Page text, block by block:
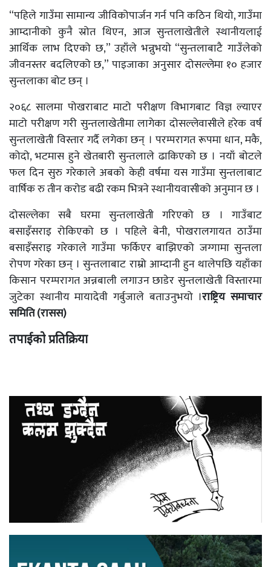
“पहिले गाउँमा सामान्य जीविकोपार्जन गर्न पनि कठिन थियो, गाउँमा
आम्दानीको कुनै स्रोत थिएन, आज सुन्तलाखेतीले स्थानीयलाई
आर्थिक लाभ दिएको छ,” उहाँले भन्नुभयो “सुन्तलाबाटै गाउँलेको
जीवनस्तर बदलिएको छ,” पाइजाका अनुसार दोसल्लेमा १० हजार
सुन्तलाका बोट छन् ।
२०६८ सालमा पोखराबाट माटो परीक्षण विभागबाट विज्ञ ल्याएर
माटो परीक्षण गरी सुन्तलाखेतीमा लागेका दोसल्लेवासीले हरेक वर्ष
सुन्तलाखेती विस्तार गर्दै लगेका छन् । परम्परागत रूपमा धान, मकै,
कोदो, भटमास हुने खेतबारी सुन्तलाले ढाकिएको छ । नयाँ बोटले
फल दिन सुरु गरेकाले अबको केही वर्षमा यस गाउँमा सुन्तलाबाट
वार्षिक रु तीन करोड बढी रकम भित्रने स्थानीयवासीको अनुमान छ ।
दोसल्लेका सबै घरमा सुन्तलाखेती गरिएको छ । गाउँबाट
बसाइँसराइ रोकिएको छ । पहिले बेनी, पोखरालगायत ठाउँमा
बसाइँसराइ गरेकाले गाउँमा फर्किएर बाझिएको जग्गामा सुन्तला
रोपण गरेका छन् । सुन्तलाबाट राम्रो आम्दानी हुन थालेपछि यहाँका
किसान परम्परागत अन्नबाली लगाउन छाडेर सुन्तलाखेती विस्तारमा
जुटेका स्थानीय मायादेवी गर्बुजाले बताउनुभयो ।राष्ट्रिय समाचार
समिति (रासस)
तपाईको प्रतिक्रिया